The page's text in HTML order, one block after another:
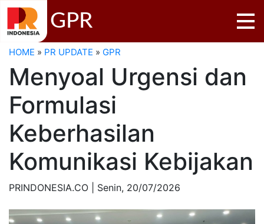
GPR
HOME » PR UPDATE » GPR
Menyoal Urgensi dan
Formulasi
Keberhasilan
Komunikasi Kebijakan
PRINDONESIA.CO | Senin, 20/07/2026